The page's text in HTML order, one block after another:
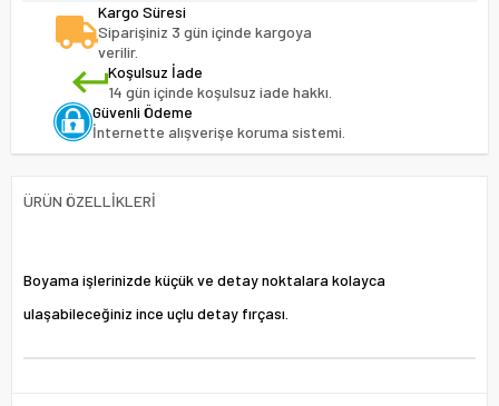
Kargo Süresi
Siparişiniz 3 gün içinde kargoya
verilir.
Koşulsuz İade
14 gün içinde koşulsuz iade hakkı.
Güvenli Ödeme
İnternette alışverişe koruma sistemi.
ÜRÜN ÖZELLIKLERI
Boyama işlerinizde küçük ve detay noktalara kolayca
ulaşabileceğiniz ince uçlu detay fırçası.